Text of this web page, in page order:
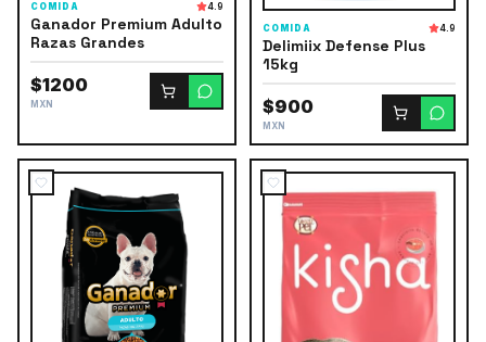
COMIDA 4.9
Ganador Premium Adulto
Razas Grandes
$1200
MXN
COMIDA 4.9
Delimiix Defense Plus
15kg
$900
MXN